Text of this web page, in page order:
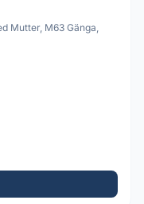
Mutter, M63 Gänga,